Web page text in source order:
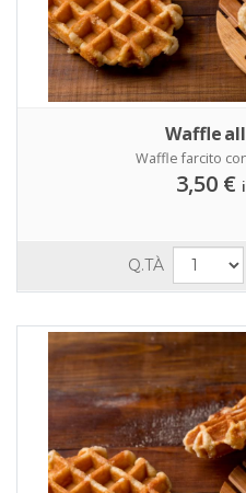
Waffle
Waffle farcito
3,50 €
Q.TÀ